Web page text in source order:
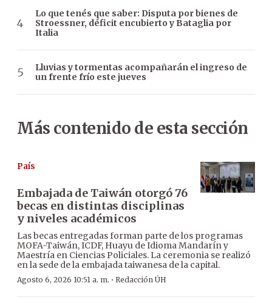
Lo que tenés que saber: Disputa por bienes de
Stroessner, déficit encubierto y Bataglia por
Italia
Lluvias y tormentas acompañarán el ingreso de
un frente frío este jueves
Más contenido de esta sección
País
Embajada de Taiwán otorgó 76
becas en distintas disciplinas
y niveles académicos
Las becas entregadas forman parte de los programas
MOFA-Taiwán, ICDF, Huayu de Idioma Mandarín y
Maestría en Ciencias Policiales. La ceremonia se realizó
en la sede de la embajada taiwanesa de la capital.
Agosto 6, 2026 10:51 a. m. · Redacción ÚH